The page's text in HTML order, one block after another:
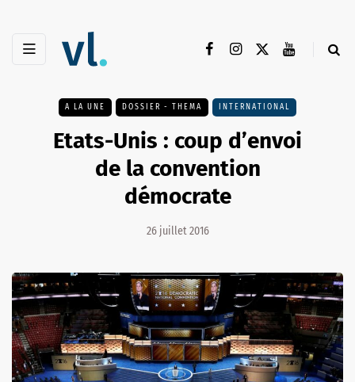
A LA UNE DOSSIER - THEMA INTERNATIONAL
Etats-Unis : coup d’envoi
de la convention
démocrate
26 juillet 2016